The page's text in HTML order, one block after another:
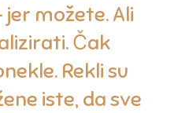
jer možete. Ali
Čak
Rekli su
iste, da sve